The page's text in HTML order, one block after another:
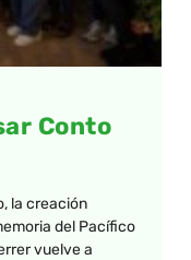
Conto
la creación
del Pacífico
vuelve a